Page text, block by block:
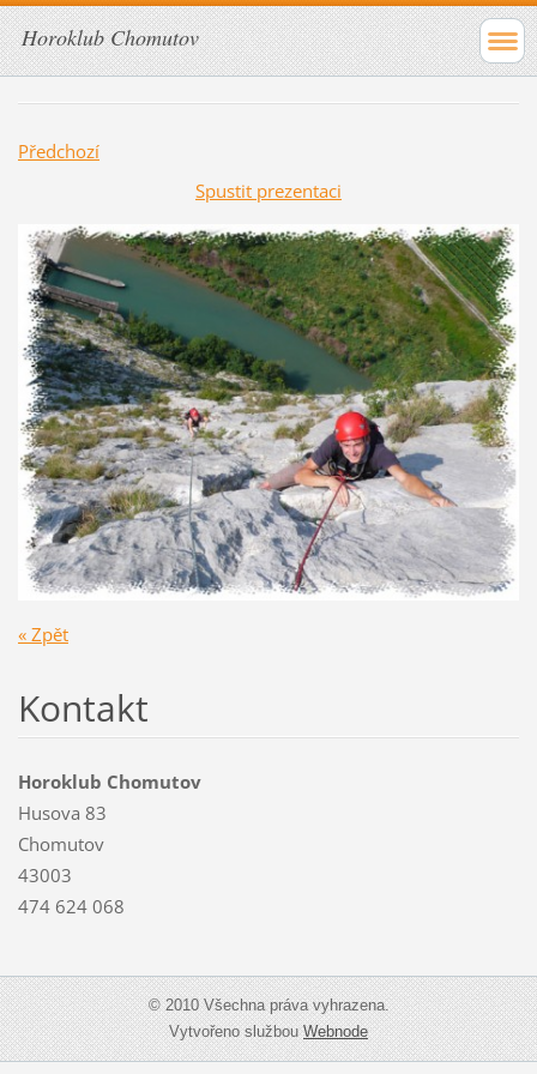
Horoklub Chomutov
Předchozí
Spustit prezentaci
« Zpět
Kontakt
Horoklub Chomutov
Husova 83
Chomutov
43003
474 624 068
© 2010 Všechna práva vyhrazena.
Vytvořeno službouWebnode